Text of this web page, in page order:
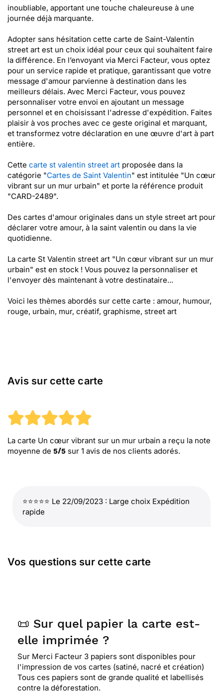
inoubliable, apportant une touche chaleureuse à une
journée déjà marquante.
Adopter sans hésitation cette carte de Saint-Valentin
street art est un choix idéal pour ceux qui souhaitent faire
la différence. En l’envoyant via Merci Facteur, vous optez
pour un service rapide et pratique, garantissant que votre
message d'amour parvienne à destination dans les
meilleurs délais. Avec Merci Facteur, vous pouvez
personnaliser votre envoi en ajoutant un message
personnel et en choisissant l'adresse d'expédition. Faites
plaisir à vos proches avec ce geste original et marquant,
et transformez votre déclaration en une œuvre d'art à part
entière.
Cette carte st valentin street art proposée dans la
catégorie "Cartes de Saint Valentin" est intitulée "Un cœur
vibrant sur un mur urbain" et porte la référence produit
"CARD-2489".
Des cartes d'amour originales dans un style street art pour
déclarer votre amour, à la saint valentin ou dans la vie
quotidienne.
La carte St Valentin street art "Un cœur vibrant sur un mur
urbain" est en stock ! Vous pouvez la personnaliser et
l'envoyer dès maintenant à votre destinataire...
Voici les thèmes abordés sur cette carte : amour, humour,
rouge, urbain, mur, créatif, graphisme, street art
Avis sur cette carte
La carte Un cœur vibrant sur un mur urbain a reçu la note
moyenne de 5/5 sur 1 avis de nos clients adorés.
⭐⭐⭐⭐⭐ Le 22/09/2023 : Large choix Expédition
rapide
Vos questions sur cette carte
📜 Sur quel papier la carte est-
elle imprimée ?
Sur Merci Facteur 3 papiers sont disponibles pour
l'impression de vos cartes (satiné, nacré et création)
Tous ces papiers sont de grande qualité et labellisés
contre la déforestation.